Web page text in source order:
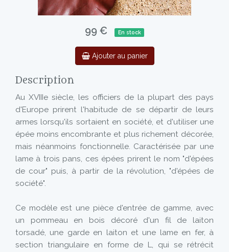
99 € En stock
Ajouter au panier
Description
Au XVIIIe siècle, les officiers de la plupart des pays
d'Europe prirent l'habitude de se départir de leurs
armes lorsqu'ils sortaient en société, et d'utiliser une
épée moins encombrante et plus richement décorée,
mais néanmoins fonctionnelle. Caractérisée par une
lame à trois pans, ces épées prirent le nom "d'épées
de cour" puis, à partir de la révolution, "d'épées de
société".
Ce modèle est une pièce d'entrée de gamme, avec
un pommeau en bois décoré d'un fil de laiton
torsadé, une garde en laiton et une lame en fer, à
section triangulaire en forme de L, qui se rétrécit